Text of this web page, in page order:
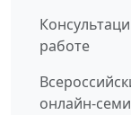
работе
онлайн-